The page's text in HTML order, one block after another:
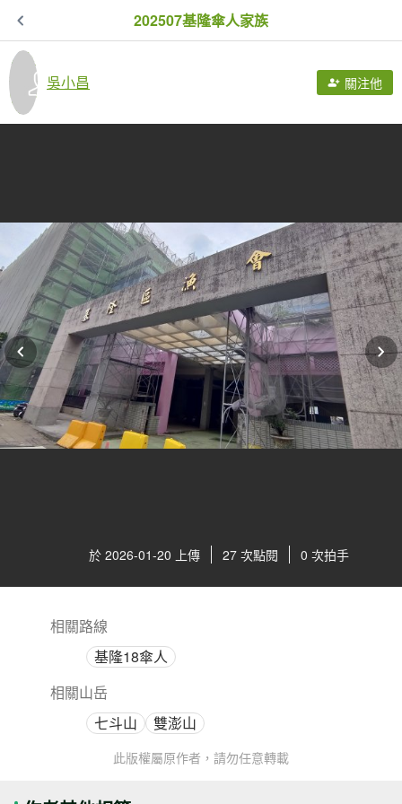
202507基隆傘人家族
吳小昌 關注他
於 2026-01-20 上傳 27 次點閱 0 次拍手
相關路線
基隆18傘人
相關山岳
七斗山
雙澎山
此版權屬原作者，請勿任意轉載